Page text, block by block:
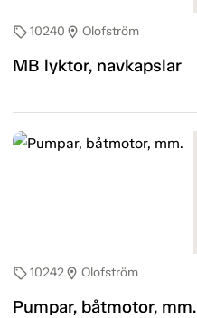
sell10240 location_on Olofström
MB lyktor, navkapslar
sell10242location_on Olofström
Pumpar, båtmotor, mm.